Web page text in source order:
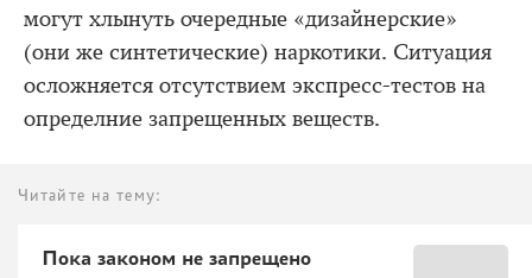
могут хлынуть очередные «дизайнерские»
(они же синтетические) наркотики. Ситуация
осложняется отсутствием экспресс-тестов на
определние запрещенных веществ.
Читайте на тему:
Пока законом не запрещено